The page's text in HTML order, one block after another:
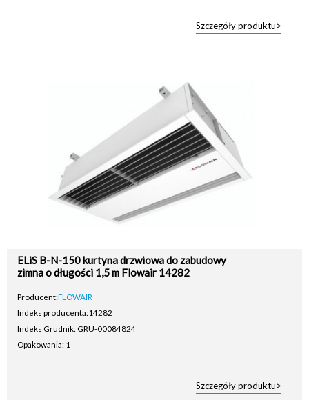
Szczegóły produktu>
ELiS B-N-150 kurtyna drzwiowa do zabudowy
zimna o długości 1,5 m Flowair 14282
Producent:FLOWAIR
Indeks producenta:14282
Indeks Grudnik: GRU-00084824
Opakowania: 1
Szczegóły produktu>